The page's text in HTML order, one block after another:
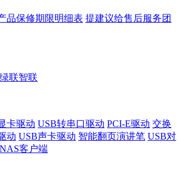
品保修期限明细表 提建议给售后服务团
绿联智联
卡驱动 USB转串口驱动 PCI-E驱动 交换
动 USB声卡驱动 智能翻页演讲笔 USB对
NAS客户端